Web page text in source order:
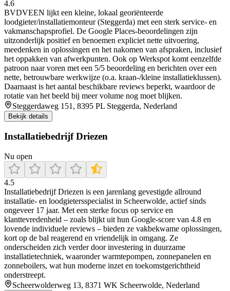
4.6
BVDVEEN lijkt een kleine, lokaal georiënteerde
loodgieter/installatiemonteur (Steggerda) met een sterk service- en
vakmanschapsprofiel. De Google Places-beoordelingen zijn
uitzonderlijk positief en benoemen expliciet nette uitvoering,
meedenken in oplossingen en het nakomen van afspraken, inclusief
het oppakken van afwerkpunten. Ook op Werkspot komt eenzelfde
patroon naar voren met een 5/5 beoordeling en berichten over een
nette, betrouwbare werkwijze (o.a. kraan-/kleine installatieklussen).
Daarnaast is het aantal beschikbare reviews beperkt, waardoor de
rotatie van het beeld bij meer volume nog moet blijken.
Steggerdaweg 151, 8395 PL Steggerda, Nederland
Bekijk details
Installatiebedrijf Driezen
Nu open
4.5
Installatiebedrijf Driezen is een jarenlang gevestigde allround
installatie- en loodgietersspecialist in Scheerwolde, actief sinds
ongeveer 17 jaar. Met een sterke focus op service en
klanttevredenheid – zoals blijkt uit hun Google-score van 4.8 en
lovende individuele reviews – bieden ze vakbekwame oplossingen,
kort op de bal reagerend en vriendelijk in omgang. Ze
onderscheiden zich verder door investering in duurzame
installatietechniek, waaronder warmtepompen, zonnepanelen en
zonneboilers, wat hun moderne inzet en toekomstgerichtheid
onderstreept.
Scheerwolderweg 13, 8371 WK Scheerwolde, Nederland